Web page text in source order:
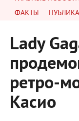
ФАКТЫ
Lady
ретро-
Касио